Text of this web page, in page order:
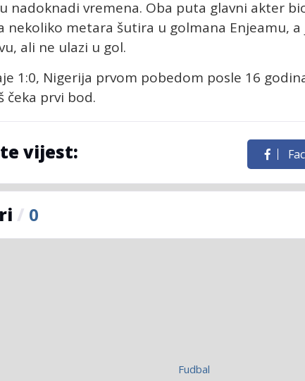
nadoknadi vremena. Oba puta glavni akter
nekoliko metara šutira u golmana Enjeamu,
ali ne ulazi u gol.
1:0, Nigerija prvom pobedom posle 16
čeka prvi bod.
vijest:
/ 0
Fudbal